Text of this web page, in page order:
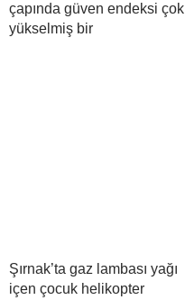
çapında güven endeksi çok
yükselmiş bir
Şırnak’ta gaz lambası yağı
içen çocuk helikopter